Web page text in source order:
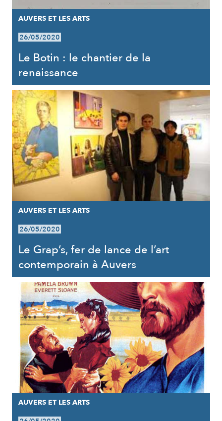
AUVERS ET LES ARTS
26/05/2020
Le Botin : le chantier de la
renaissance
AUVERS ET LES ARTS
26/05/2020
Le Grap’s, fer de lance de l’art
contemporain à Auvers
AUVERS ET LES ARTS